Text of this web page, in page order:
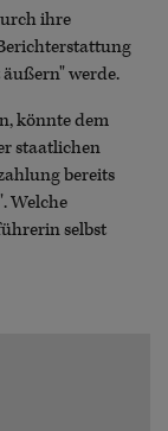
ihre
werde.
könnte dem
staatlichen
bereits
Welche
selbst